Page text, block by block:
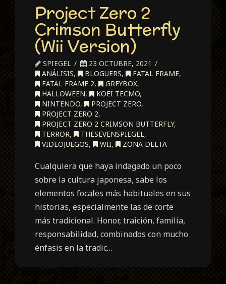
Project Zero 2
Crimson Butterfly
(Wii Version)
SPIEGEL
23 OCTUBRE, 2021
ANÁLISIS, BLOGUERS, FATAL FRAME,
FATAL FRAME 2, GREYBOX,
HALLOWEEN, KOEI TECMO,
NINTENDO, PROJECT ZERO,
PROJECT ZERO 2,
PROJECT ZERO 2 CRIMSON BUTTERFLY,
TERROR, THESEVENSPIEGEL,
VIDEOJUEGOS, WII, ZONA DELTA
Cualquiera que haya indagado un poco
sobre la cultura japonesa, sabe los
elementos focales más habituales en sus
historias, especialmente las de corte
más tradicional. Honor, traición, familia,
responsabilidad, combinados con mucho
énfasis en la tradic…